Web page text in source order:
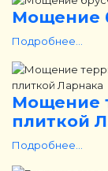
Мощение
Подробнее...
Мощение
плиткой
Подробнее...